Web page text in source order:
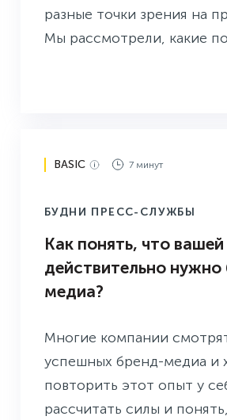
разные точки зрения на
Мы рассмотрели, какие
предприниматели по
значимость их заявлений.
BASIC 7 минут
БУДНИ ПРЕСС-СЛУЖБЫ
Как понять, что
действительно нужно
медиа?
Многие компании
успешных бренд-медиа и
повторить этот опыт у
рассчитать силы и